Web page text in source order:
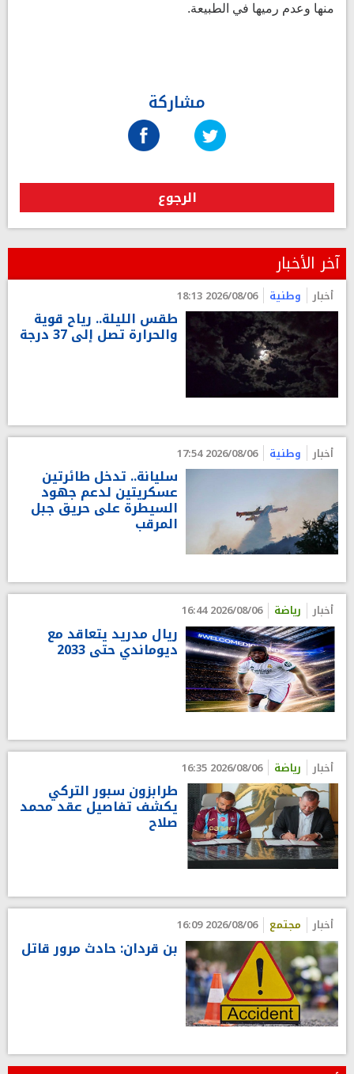
منها وعدم رميها في الطبيعة.
مشاركة
الرجوع
آخر الأخبار
أخبار وطنية 2026/08/06 18:13
طقس الليلة.. رياح قوية
والحرارة تصل إلى 37 درجة
أخبار وطنية 2026/08/06 17:54
سليانة.. تدخل طائرتين
عسكريتين لدعم جهود
السيطرة على حريق جبل
المرقب
أخبار رياضة 2026/08/06 16:44
ريال مدريد يتعاقد مع
ديوماندي حتى 2033
أخبار رياضة 2026/08/06 16:35
طرابزون سبور التركي
يكشف تفاصيل عقد محمد
صلاح
أخبار مجتمع 2026/08/06 16:09
بن قردان: حادث مرور قاتل